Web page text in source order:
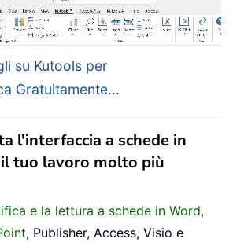
su Kutools per
Gratuitamente...
l'interfaccia a schede in
tuo lavoro molto più
e la lettura a schede in Word,
, Publisher, Access, Visio e